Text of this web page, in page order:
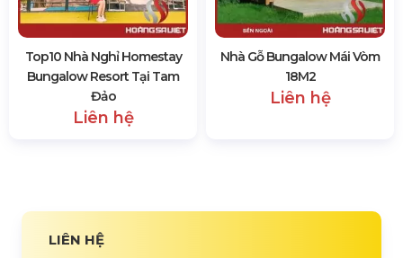
Top10 Nhà Nghỉ Homestay
Bungalow Resort Tại Tam
Đảo
Liên hệ
Nhà Gỗ Bungalow Mái Vòm
18M2
Liên hệ
LIÊN HỆ